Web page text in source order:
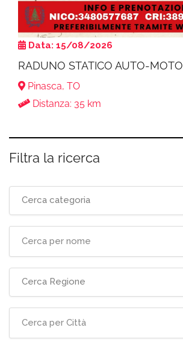
Data: 15/08/2026
RADUNO STATICO AUTO-MOTO
Pinasca, TO
Distanza: 35 km
Filtra la ricerca
Cerca categoria
Cerca Regione